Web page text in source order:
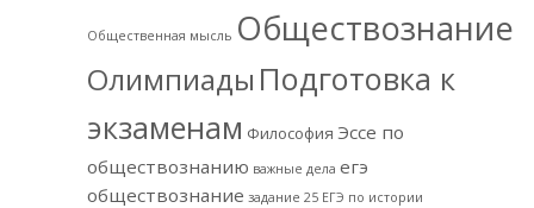
Общественная мысль Обществознание
Олимпиады Подготовка к
экзаменам Философия Эссе по
обществознанию важные дела егэ
обществознание задание 25 ЕГЭ по истории